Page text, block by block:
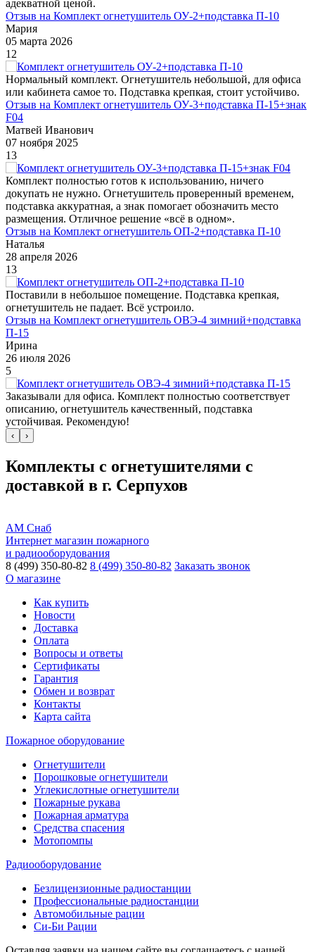
адекватной ценой.
Отзыв на Комплект огнетушитель ОУ-2+подставка П-10
Мария
05 марта 2026
12
Нормальный комплект. Огнетушитель небольшой, для офиса
или кабинета самое то. Подставка крепкая, стоит устойчиво.
Отзыв на Комплект огнетушитель ОУ-3+подставка П-15+знак
F04
Матвей Иванович
07 ноября 2025
13
Комплект полностью готов к использованию, ничего
докупать не нужно. Огнетушитель проверенный временем,
подставка аккуратная, а знак помогает обозначить место
размещения. Отличное решение «всё в одном».
Отзыв на Комплект огнетушитель ОП-2+подставка П-10
Наталья
28 апреля 2026
13
Поставили в небольшое помещение. Подставка крепкая,
огнетушитель не падает. Всё устроило.
Отзыв на Комплект огнетушитель ОВЭ-4 зимний+подставка
П-15
Ирина
26 июля 2026
5
Заказывали для офиса. Комплект полностью соответствует
описанию, огнетушитель качественный, подставка
устойчивая. Рекомендую!
‹ ›
Комплекты c огнетушителями с
доставкой в г. Серпухов
АМ Снаб
Интернет магазин пожарного
и радиооборудования
8 (499) 350-80-82 8 (499) 350-80-82 Заказать звонок
О магазине
Как купить
Новости
Доставка
Оплата
Вопросы и ответы
Сертификаты
Гарантия
Обмен и возврат
Контакты
Карта сайта
Пожарное оборудование
Огнетушители
Порошковые огнетушители
Углекислотные огнетушители
Пожарные рукава
Пожарная арматура
Средства спасения
Мотопомпы
Радиооборудование
Безлицензионные радиостанции
Профессиональные радиостанции
Автомобильные рации
Си-Би Рации